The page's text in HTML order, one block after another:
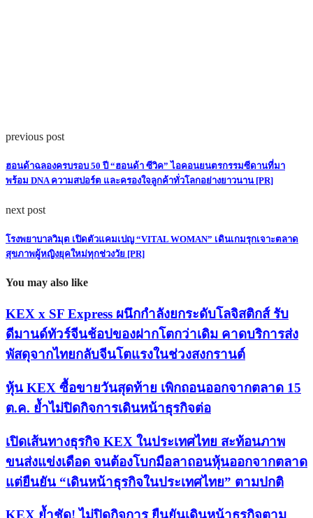
previous post
ฮอนด้าฉลองครบรอบ 50 ปี “ฮอนด้า ซีวิค” ไอคอนยนตรกรรมซีดานที่มา
พร้อม DNA ความสปอร์ต และครองใจลูกค้าทั่วโลกอย่างยาวนาน [PR]
next post
โรงพยาบาลวิมุต เปิดตัวแคมเปญ “VITAL WOMAN” เดินเกมรุกเจาะตลาด
สุขภาพผู้หญิงยุคใหม่ทุกช่วงวัย [PR]
You may also like
KEX x SF Express ผนึกกำลังยกระดับโลจิสติกส์ รับ
ดีมานด์ทัวร์จีนช้อปของฝากโตกว่าเดิม คาดบริการส่ง
พัสดุจากไทยกลับจีนโตแรงในช่วงสงกรานต์
หุ้น KEX ซื้อขายวันสุดท้าย เพิกถอนออกจากตลาด 15
ต.ค. ย้ำไม่ปิดกิจการเดินหน้าธุรกิจต่อ
เปิดเส้นทางธุรกิจ KEX ในประเทศไทย สะท้อนภาพ
ขนส่งแข่งเดือด จนต้องโบกมือลาถอนหุ้นออกจากตลาด
แต่ยืนยัน “เดินหน้าธุรกิจในประเทศไทย” ตามปกติ
KEX ย้ำชัด! ไม่ปิดกิจการ ยืนยันเดินหน้าธุรกิจตาม